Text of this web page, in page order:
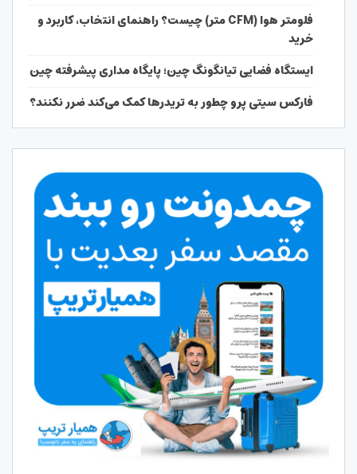
فلومتر هوا (CFM متر) چیست؟ راهنمای انتخاب، کاربرد و
خرید
ایستگاه فضایی تیانگونگ چین؛ پایگاه مداری پیشرفته چین
فارکس سیتی پرو چطور به تریدرها کمک می‌کند ضرر نکنند؟